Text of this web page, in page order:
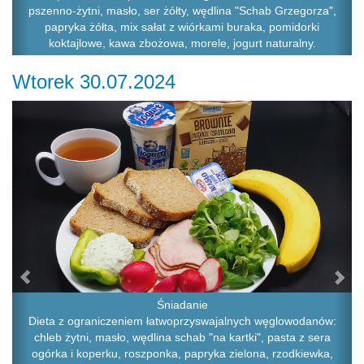
pszenno-żytni, masło, ser żółty, wędlina "Schab Grzegorza",
papryka żółta, mix sałat z wiórkami buraka, pomidorki
koktajlowe, kawa zbożowa, morele, jogurt naturalny.
Wtorek 30.07.2024
Śniadanie
Dieta z ograniczeniem łatwoprzyswajalnych węglowodanów:
chleb żytni, masło, wędlina schab "na kartki", pasta z sera
ogórka i koperku, roszponka, papryka zielona, rzodkiewka,